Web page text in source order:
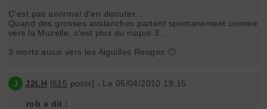
C'est pas anormal d'en discuter...
Quand des grosses avalanches partent spontanément comme
vers la Muzelle, c'est plus du risque 3...
3 morts aussi vers les Aiguilles Rouges 🙁
J J2LH [615 posts] - Le 05/04/2010 19:15
rob a dit :